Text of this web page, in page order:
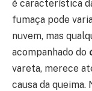
é característica
fumaça pode
nuvem, mas
acompanhado do
vareta, merece
causa da